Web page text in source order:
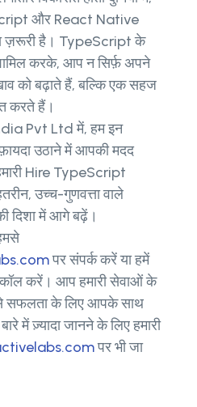
और React Native
ज़रूरी है। TypeScript के
करके, आप न सिर्फ़ अपने
को बढ़ाते हैं, बल्कि एक सहज
करते हैं।
Pvt Ltd में, हम इन
उठाने में आपकी मदद
Hire TypeScript
उच्च-गुणवत्ता वाले
दिशा में आगे बढ़ें।
पर संपर्क करें या हमें
करें। आप हमारी सेवाओं के
सफलता के लिए आपके साथ
में ज़्यादा जानने के लिए हमारी
पर भी जा